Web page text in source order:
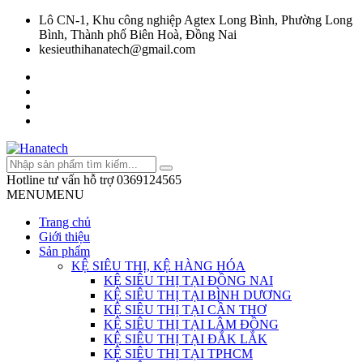
Lô CN-1, Khu công nghiệp Agtex Long Bình, Phường Long
Bình, Thành phố Biên Hoà, Đồng Nai
kesieuthihanatech@gmail.com
Hotline tư vấn hỗ trợ 0369124565
MENUMENU
Trang chủ
Giới thiệu
Sản phẩm
KỆ SIÊU THỊ, KỆ HÀNG HÓA
KỆ SIÊU THỊ TẠI ĐỒNG NAI
KỆ SIÊU THỊ TẠI BÌNH DƯƠNG
KỆ SIÊU THỊ TẠI CẦN THƠ
KỆ SIÊU THỊ TẠI LÂM ĐỒNG
KỆ SIÊU THỊ TẠI ĐẮK LẮK
KỆ SIÊU THỊ TẠI TPHCM